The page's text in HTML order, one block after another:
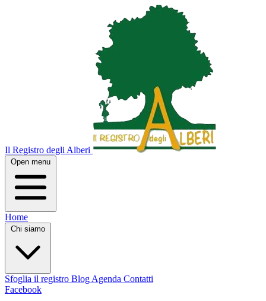
Il Registro degli Alberi
Open menu
Home
Chi siamo
Sfoglia il registro Blog Agenda Contatti
Facebook